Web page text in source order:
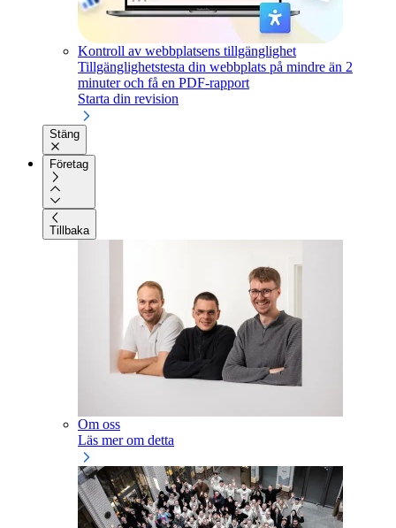
Kontroll av webbplatsens tillgänglighet
Tillgänglighetstesta din webbplats på mindre än 2
minuter och få en PDF-rapport
Starta din revision
Stäng
Företag
Tillbaka
Om oss
Läs mer om detta